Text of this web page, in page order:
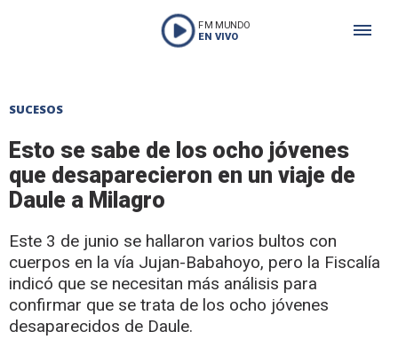
FM MUNDO
EN VIVO
SUCESOS
Esto se sabe de los ocho jóvenes
que desaparecieron en un viaje de
Daule a Milagro
Este 3 de junio se hallaron varios bultos con
cuerpos en la vía Jujan-Babahoyo, pero la Fiscalía
indicó que se necesitan más análisis para
confirmar que se trata de los ocho jóvenes
desaparecidos de Daule.